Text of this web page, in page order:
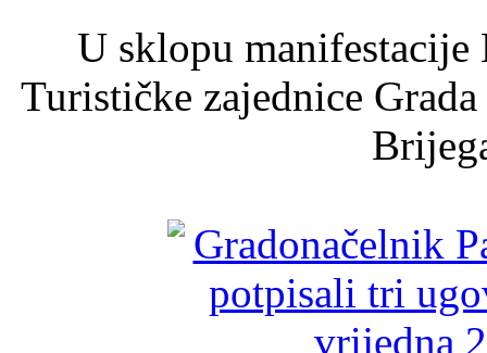
U sklopu
Turističke zajednice